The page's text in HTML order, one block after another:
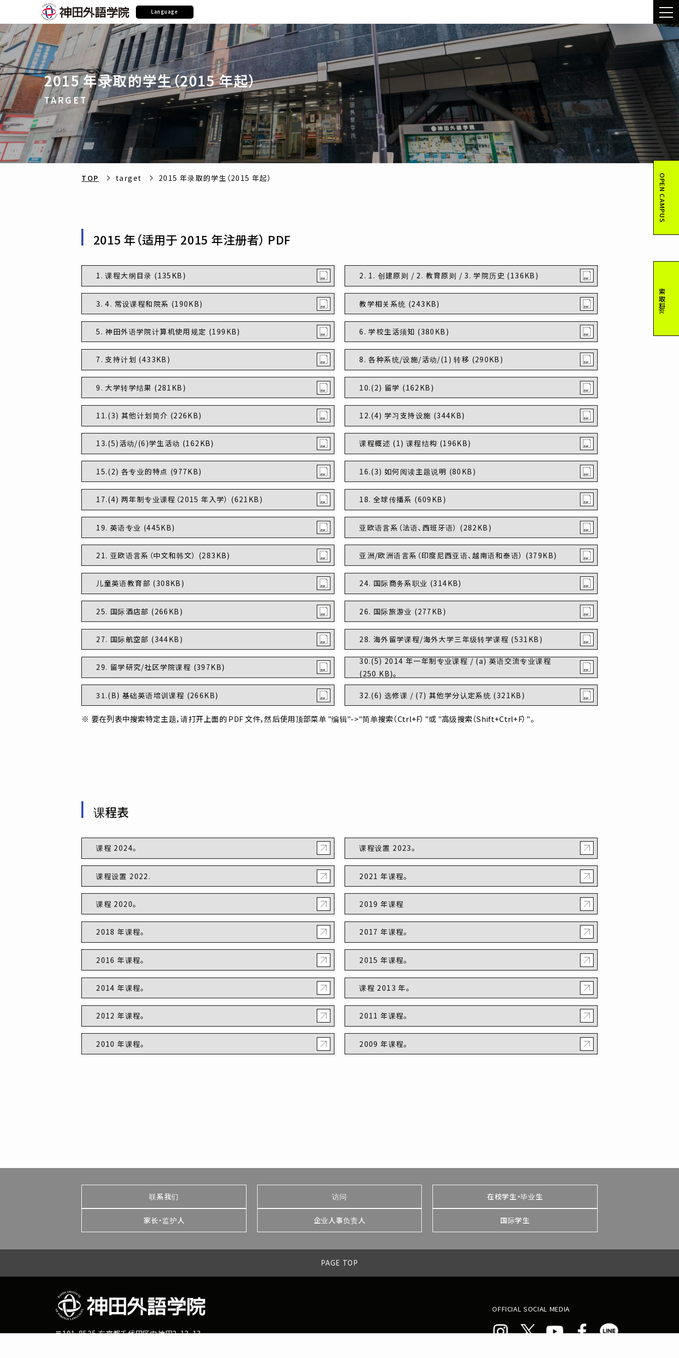
Language
OPEN CAMPUS
索取资料
2015 年录取的学生（2015 年起）
TARGET
TOP target 2015 年录取的学生（2015 年起）
2015 年（适用于 2015 年注册者） PDF
1. 课程大纲目录 (135KB) 2. 1. 创建原则 / 2. 教育原则 / 3. 学院历史 (136KB)
3. 4. 常设课程和院系 (190KB) 教学相关系统 (243KB)
5. 神田外语学院计算机使用规定 (199KB) 6. 学校生活须知 (380KB)
7. 支持计划 (433KB) 8. 各种系统/设施/活动/(1) 转移 (290KB)
9. 大学转学结果 (281KB) 10.(2) 留学 (162KB)
11.(3) 其他计划简介 (226KB) 12.(4) 学习支持设施 (344KB)
13.(5)活动/(6)学生活动 (162KB) 课程概述 (1) 课程结构 (196KB)
15.(2) 各专业的特点 (977KB) 16.(3) 如何阅读主题说明 (80KB)
17.(4) 两年制专业课程（2015 年入学） (621KB) 18. 全球传播系 (609KB)
19. 英语专业 (445KB) 亚欧语言系（法语、西班牙语） (282KB)
21. 亚欧语言系（中文和韩文） (283KB) 亚洲/欧洲语言系（印度尼西亚语、越南语和泰语） (379KB)
儿童英语教育部 (308KB) 24. 国际商务系职业 (314KB)
25. 国际酒店部 (266KB) 26. 国际旅游业 (277KB)
27. 国际航空部 (344KB) 28. 海外留学课程/海外大学三年级转学课程 (531KB)
29. 留学研究/社区学院课程 (397KB)
30.(5) 2014 年一年制专业课程 / (a) 英语交流专业课程
(250 KB)。
31.(B) 基础英语培训课程 (266KB) 32.(6) 选修课 / (7) 其他学分认定系统 (321KB)
要在列表中搜索特定主题，请打开上面的 PDF 文件，然后使用顶部菜单 "编辑"->"简单搜索（Ctrl+F）"或 "高级搜索（Shift+Ctrl+F）"。
课程表
课程 2024。 课程设置 2023。
课程设置 2022. 2021 年课程。
课程 2020。 2019 年课程
2018 年课程。 2017 年课程。
2016 年课程。 2015 年课程。
2014 年课程。 课程 2013 年。
2012 年课程。 2011 年课程。
2010 年课程。 2009 年课程。
联系我们 访问 在校学生・毕业生
家长・监护人 企业人事负责人 国际学生
PAGE TOP
〒101-8525 东京都千代田区内神田2-13-13
OFFICIAL SOCIAL MEDIA